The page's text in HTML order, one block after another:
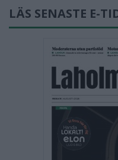
LÄS SENASTE E-